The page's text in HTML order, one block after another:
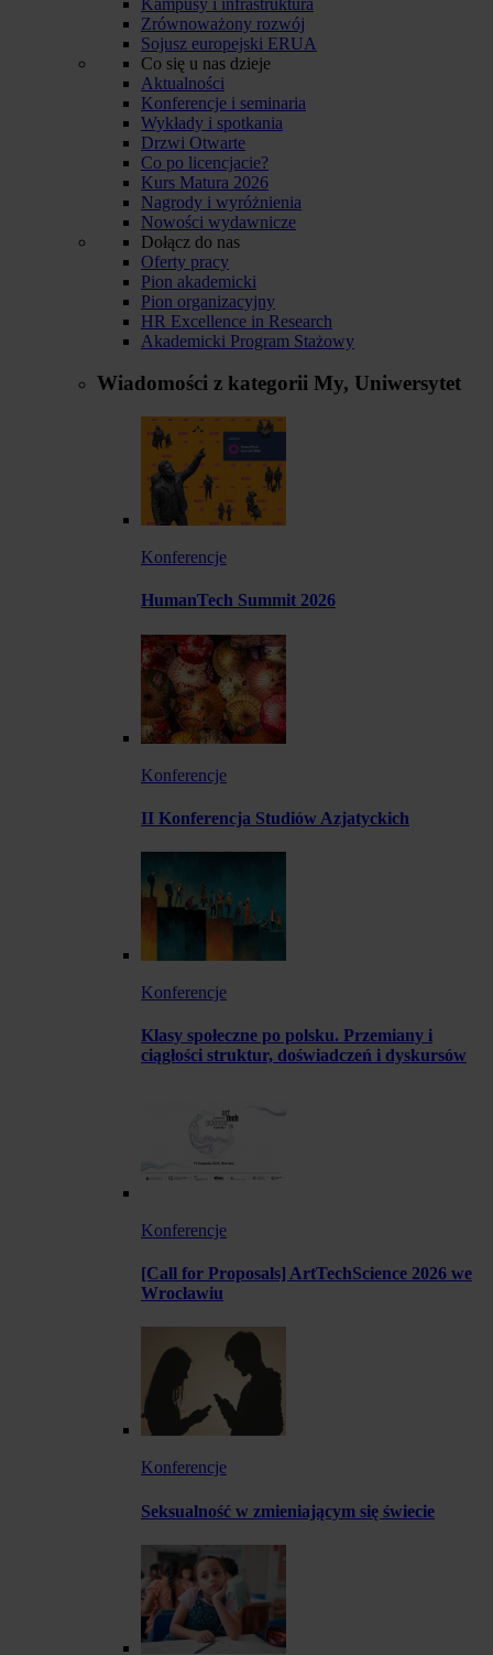
Zrównoważony rozwój
Sojusz europejski ERUA
Co się u nas dzieje
Aktualności
Konferencje i seminaria
Wykłady i spotkania
Drzwi Otwarte
Co po licencjacie?
Kurs Matura 2026
Nagrody i wyróżnienia
Nowości wydawnicze
Dołącz do nas
Oferty pracy
Pion akademicki
Pion organizacyjny
HR Excellence in Research
Akademicki Program Stażowy
Wiadomości z kategorii My, Uniwersytet
Konferencje
HumanTech Summit 2026
Konferencje
II Konferencja Studiów Azjatyckich
Konferencje
Klasy społeczne po polsku. Przemiany i
ciągłości struktur, doświadczeń i dyskursów
Konferencje
[Call for Proposals] ArtTechScience 2026 we
Wrocławiu
Konferencje
Seksualność w zmieniającym się świecie